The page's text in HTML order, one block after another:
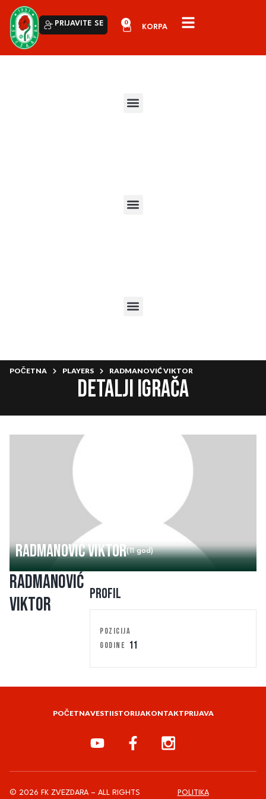
PRIJAVITE SE 0
POČETNA PLAYERS RADMANOVIĆ VIKTOR
Detalji igrača
Radmanović Viktor(11 god)
Radmanović
Viktor
Profil
POZICIJA
GODINE 11
POČETNAVESTIISTORIJAKONTAKTPRIJAVA
© 2026 FK ZVEZDARA – ALL RIGHTS POLITIKA